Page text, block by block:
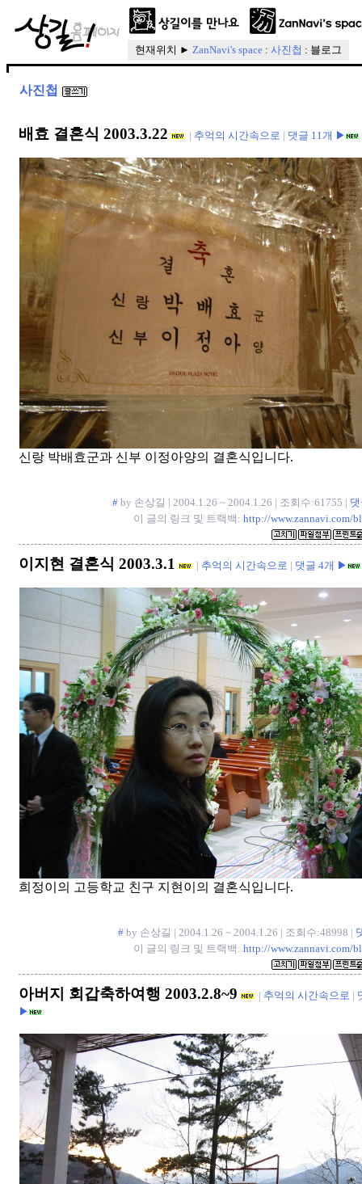
현재위치 ► ZanNavi's space : 사진첩 : 블로그
사진첩
배효 결혼식 2003.3.22 | 추억의 시간속으로 | 댓글 11개 ▶
신랑 박배효군과 신부 이정아양의 결혼식입니다.
# by 손상길 | 2004.1.26 ~ 2004.1.26 | 조회수:61755 |
이 글의 링크 및 트랙백: http://www.zannavi.com/
이지현 결혼식 2003.3.1 | 추억의 시간속으로 | 댓글 4개 ▶
희정이의 고등학교 친구 지현이의 결혼식입니다.
# by 손상길 | 2004.1.26 ~ 2004.1.26 | 조회수:48998 |
이 글의 링크 및 트랙백: http://www.zannavi.com/
아버지 회갑축하여행 2003.2.8~9 | 추억의 시간속으로 |
▶